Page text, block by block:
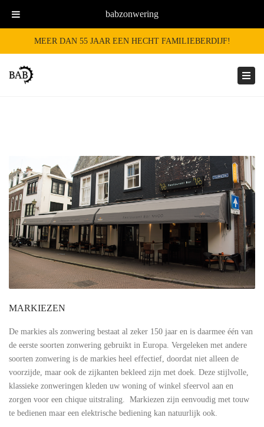
MEER DAN 55 JAAR EEN HECHT FAMILIEBERDIJF!
babzonwering
MARKIEZEN
De markies als zonwering bestaat al zeker 150 jaar en is daarmee één van
de eerste soorten zonwering gebruikt in Europa. Vergeleken met andere
soorten zonwering is de markies heel effectief, doordat niet alleen de
voorzijde, maar ook de zijkanten bekleed zijn met doek. Deze stijlvolle,
klassieke zonweringen kleden uw woning of winkel sfeervol aan en
zorgen voor een chique uitstraling. Markiezen zijn eenvoudig met touw
te bedienen maar een elektrische bediening kan natuurlijk ook.